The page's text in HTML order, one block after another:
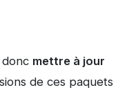
mettre à jour
de ces paquets